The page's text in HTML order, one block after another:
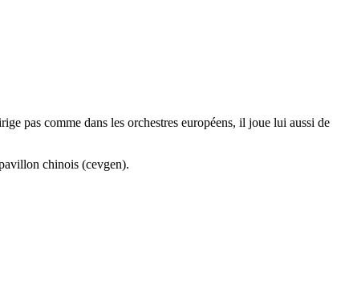
pas comme dans les orchestres européens, il joue lui aussi de
chinois (cevgen).